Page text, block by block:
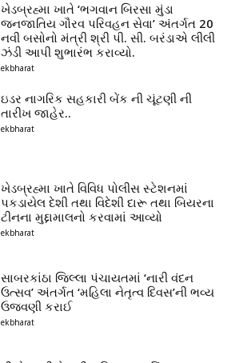
ખેડબ્રહ્મા ખાતે ‘ભગવાન બિરસા મુંડા
જનજાતિય ગૌરવ પરિવહન સેવા’ અંતર્ગત 20
નવી બસોનો મંત્રી શ્રી પી. સી. બરંડાએ લીલી
ઝંડી આપી શુભારંભ કરાવ્યો.
ekbharat
ઇડર નાગરિક સહકારી બેંક ની ચૂંટણી ની
તારીખ જાહેર..
ekbharat
ખેડબ્રહ્મા ખાતે વિવિધ પોલીસ સ્ટેશનમાં
પકડાયેલ દેશી તથા વિદેશી દારૂ તથા બિયરના
ટીનના મુદ્દામાલનો કરવામાં આવ્યો
ekbharat
સાબરકાંઠા જિલ્લા પંચાયતમાં ‘નારી વંદન
ઉત્સવ’ અંતર્ગત ‘મહિલા નેતૃત્વ દિવસ’ની ભવ્ય
ઉજવણી કરાઈ
ekbharat